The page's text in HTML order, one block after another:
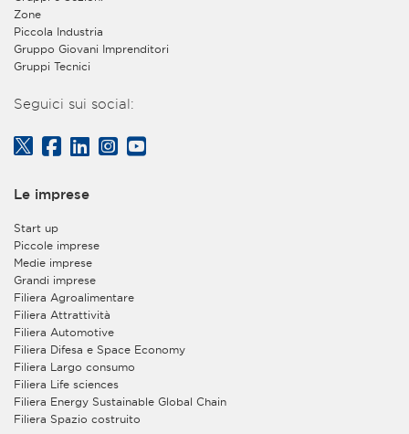
2. Finalità e base giuridica del trattamento dei dati
personali
necessario a dare corso alla registrazione sul proprio
gratuitamente agli utenti registrati ma non
di iscrizione e partecipazione a convegni o eventi
modalità tradizionali in presenza oppure in forma di
webinar on line – e aperti anche ai non associati. Base
giuridica del trattamento è l’esecuzione della Sua
richiesta di registrazione nonché, in caso di iscrizione
ad un convegno o webinar tramite la Sua utenza
personale, l’esecuzione della Sua richiesta di iscrizione
al suddetto convegno, seminario o evento e la
gestione della Sua partecipazione ad esso. Il
conferimento di tali dati è facoltativo, ma, in
mancanza, non sarà possibile eseguire la Sua richiesta
di registrazione e/o di partecipazione al convegno,
seminario o evento medesimo.
Zone
Piccola Industria
Gruppo Giovani Imprenditori
Gruppi Tecnici
Seguici sui social:
Le imprese
Start up
Piccole imprese
Medie imprese
Grandi imprese
Filiera Agroalimentare
Filiera Attrattività
Filiera Automotive
Filiera Difesa e Space Economy
Filiera Largo consumo
Filiera Life sciences
Filiera Energy Sustainable Global Chain
Filiera Spazio costruito